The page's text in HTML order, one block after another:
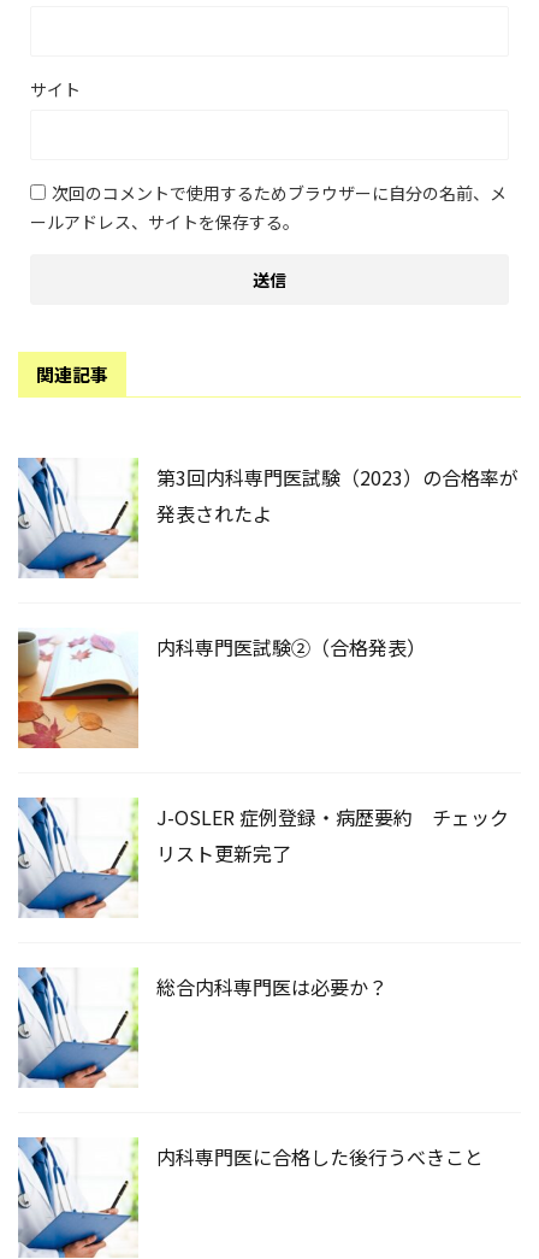
サイト
次回のコメントで使用するためブラウザーに自分の名前、メ
ールアドレス、サイトを保存する。
関連記事
第3回内科専門医試験（2023）の合格率が
発表されたよ
内科専門医試験②（合格発表）
J-OSLER 症例登録・病歴要約 チェック
リスト更新完了
総合内科専門医は必要か？
内科専門医に合格した後行うべきこと